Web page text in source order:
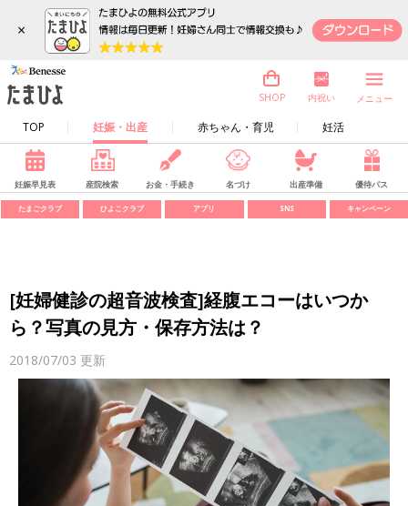
×
TOP 妊娠・出産 赤ちゃん・育児 妊活
SHOP 内祝い メニュー
妊娠早見表 産院検索 お金・手続き 名づけ 出産準備 優待パス
たまごクラブ ひよこクラブ アプリ SNS キャンペーン
[妊婦健診の超音波検査]経腹エコーはいつか
ら？写真の見方・保存方法は？
2018/07/03 更新